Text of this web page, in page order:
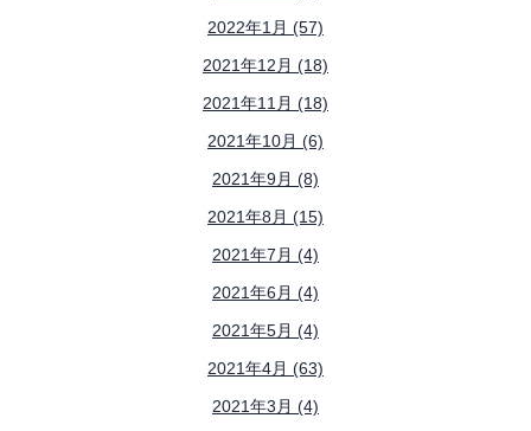
2022年1月 (57)
2021年12月 (18)
2021年11月 (18)
2021年10月 (6)
2021年9月 (8)
2021年8月 (15)
2021年7月 (4)
2021年6月 (4)
2021年5月 (4)
2021年4月 (63)
2021年3月 (4)